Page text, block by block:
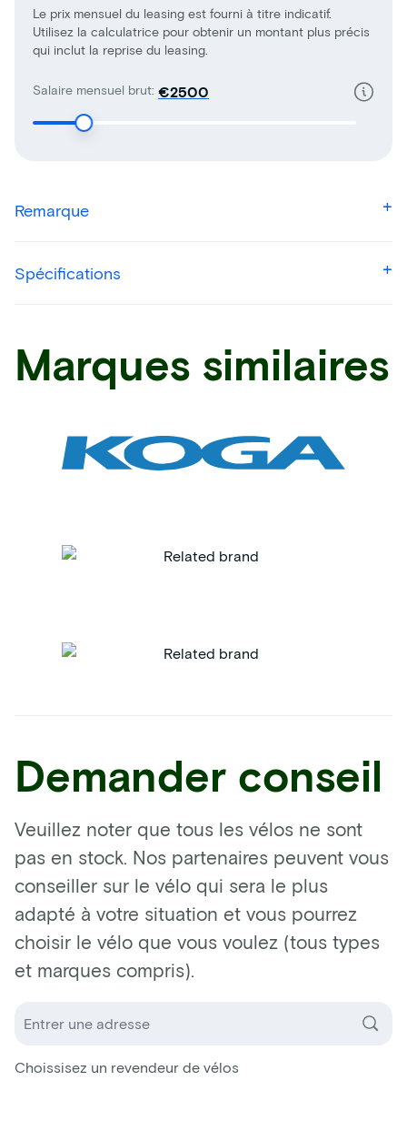
Salaire mensuel brut: €
Le prix mensuel du leasing est fourni à titre indicatif.
Utilisez la calculatrice pour obtenir un montant plus précis
qui inclut la reprise du leasing.
Remarque
Spécifications
Marques similaires
Demander conseil
Veuillez noter que tous les vélos ne sont
pas en stock. Nos partenaires peuvent vous
conseiller sur le vélo qui sera le plus
adapté à votre situation et vous pourrez
choisir le vélo que vous voulez (tous types
et marques compris).
Choissisez un revendeur de vélos